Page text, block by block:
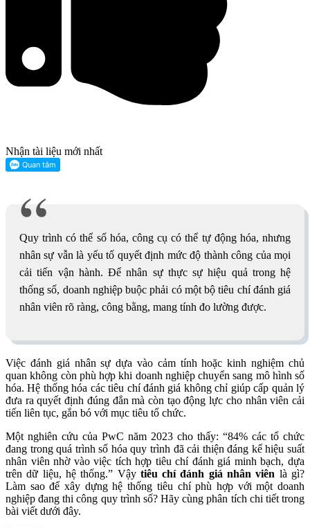
Nhận tài liệu mới nhất
Quy trình có thể số hóa, công cụ có thể tự động hóa, nhưng
nhân sự vẫn là yếu tố quyết định mức độ thành công của mọi
cải tiến vận hành. Để nhân sự thực sự hiệu quả trong hệ
thống số, doanh nghiệp buộc phải có một bộ tiêu chí đánh giá
nhân viên rõ ràng, công bằng, mang tính đo lường được.
Việc đánh giá nhân sự dựa vào cảm tính hoặc kinh nghiệm chủ
quan không còn phù hợp khi doanh nghiệp chuyển sang mô hình số
hóa. Hệ thống hóa các tiêu chí đánh giá không chỉ giúp cấp quản lý
đưa ra quyết định đúng đắn mà còn tạo động lực cho nhân viên cải
tiến liên tục, gắn bó với mục tiêu tổ chức.
Một nghiên cứu của PwC năm 2023 cho thấy: “84% các tổ chức
đang trong quá trình số hóa quy trình đã cải thiện đáng kể hiệu suất
nhân viên nhờ vào việc tích hợp tiêu chí đánh giá minh bạch, dựa
trên dữ liệu, hệ thống.” Vậy tiêu chí đánh giá nhân viên là gì?
Làm sao để xây dựng hệ thống tiêu chí phù hợp với một doanh
nghiệp đang thi công quy trình số? Hãy cùng phân tích chi tiết trong
bài viết dưới đây.